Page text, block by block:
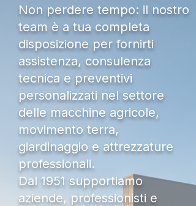
Non perdere tempo: il nostro
team è a tua completa
disposizione per fornirti
assistenza, consulenza
tecnica e preventivi
personalizzati nel settore
delle macchine agricole,
movimento terra,
giardinaggio e attrezzature
professionali.
Dal 1951 supportiamo
aziende, professionisti e